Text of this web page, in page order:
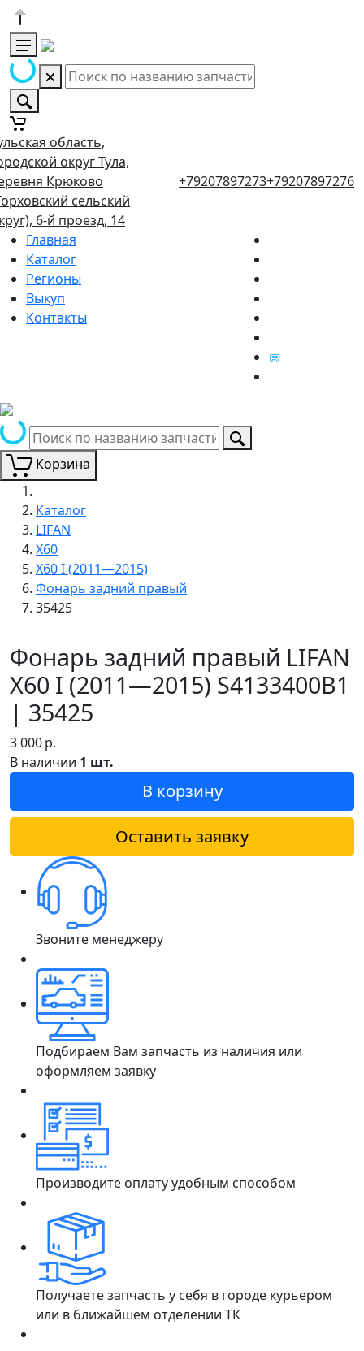
область,
округ Тула,
Крюково
сельский
6-й проезд, 14
+79207897273+79207897276
Главная
Каталог
Регионы
Выкуп
Контакты
Корзина
Каталог
LIFAN
X60
X60 I (2011—2015)
Фонарь задний правый
35425
Фонарь задний правый LIFAN
X60 I (2011—2015) S4133400B1
| 35425
3 000р.
В наличии 1 шт.
В корзину
Оставить заявку
Звоните менеджеру
Подбираем Вам запчасть из наличия или
оформляем заявку
Производите оплату удобным способом
Получаете запчасть у себя в городе курьером
или в ближайшем отделении ТК